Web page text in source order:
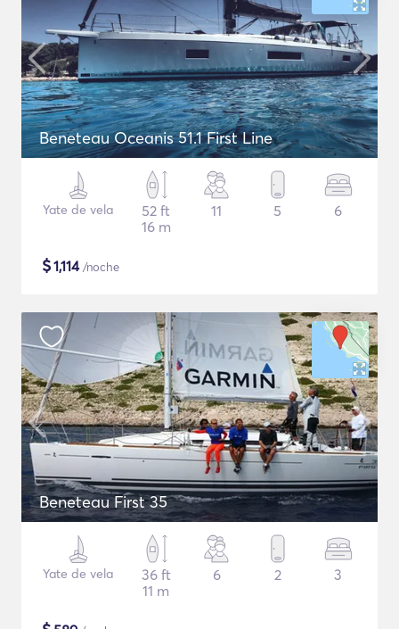
Beneteau Oceanis 51.1 First Line
Yate de vela
52 ft
16 m
11 5 6
$1,114/noche
Beneteau First 35
Yate de vela
36 ft
11 m
6 2 3